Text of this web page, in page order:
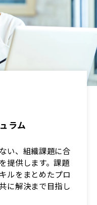
ラム
い、組織課題に合
提供します。課題
ルをまとめたプロ
に解決まで目指し